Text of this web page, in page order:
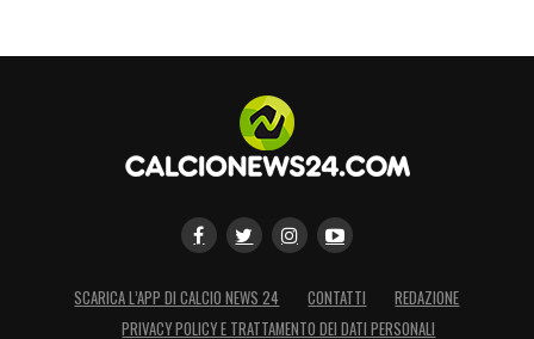
SCARICA L’APP DI CALCIO NEWS 24 CONTATTI
REDAZIONE
PRIVACY POLICY E TRATTAMENTO DEI DATI PERSONALI